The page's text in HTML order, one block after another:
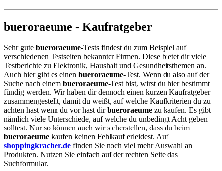
bueroraeume - Kaufratgeber
Sehr gute bueroraeume-Tests findest du zum Beispiel auf
verschiedenen Testseiten bekannter Firmen. Diese bietet dir viele
Testberichte zu Elektronik, Haushalt und Gesundheitsthemen an.
Auch hier gibt es einen bueroraeume-Test. Wenn du also auf der
Suche nach einem bueroraeume-Test bist, wirst du hier bestimmt
fündig werden. Wir haben dir dennoch einen kurzen Kaufratgeber
zusammengestellt, damit du weißt, auf welche Kaufkriterien du zu
achten hast wenn du vor hast dirbueroraeume zu kaufen. Es gibt
nämlich viele Unterschiede, auf welche du unbedingt Acht geben
solltest. Nur so können auch wir sicherstellen, dass du beim
bueroraeume kaufen keinen Fehlkauf erleidest. Auf
shoppingkracher.de finden Sie noch viel mehr Auswahl an
Produkten. Nutzen Sie einfach auf der rechten Seite das
Suchformular.